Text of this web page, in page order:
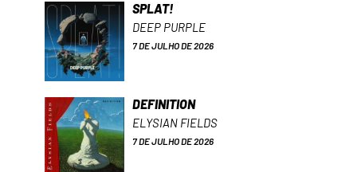
SPLAT!
DEEP PURPLE
7 DE JULHO DE 2026
DEFINITION
ELYSIAN FIELDS
7 DE JULHO DE 2026